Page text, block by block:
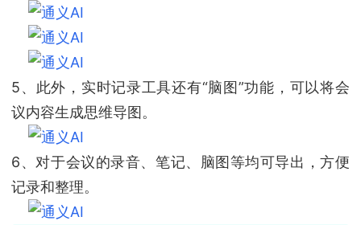
5、此外，实时记录工具还有“脑图”功能，可以将会
议内容生成思维导图。
6、对于会议的录音、笔记、脑图等均可导出，方便
记录和整理。